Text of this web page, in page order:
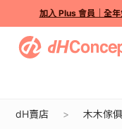
加入 Plus 會員｜全
dH賣店 木木傢